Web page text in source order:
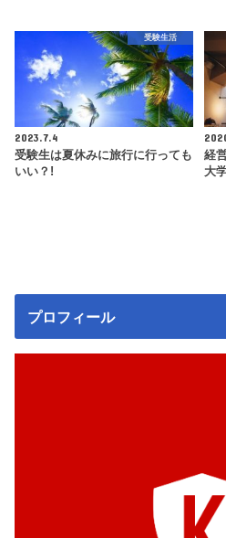
受験生活
2023.7.4
受験生は夏休みに旅行に行っても
いい？!
経
大
プロフィール